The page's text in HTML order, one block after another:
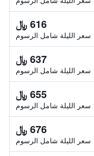
616 ﷼
سعر الليلة شامل الرسوم
637 ﷼
سعر الليلة شامل الرسوم
655 ﷼
سعر الليلة شامل الرسوم
676 ﷼
سعر الليلة شامل الرسوم